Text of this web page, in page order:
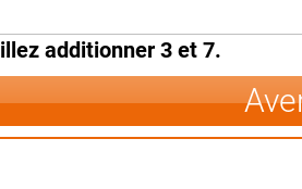
additionner 3 et 7.